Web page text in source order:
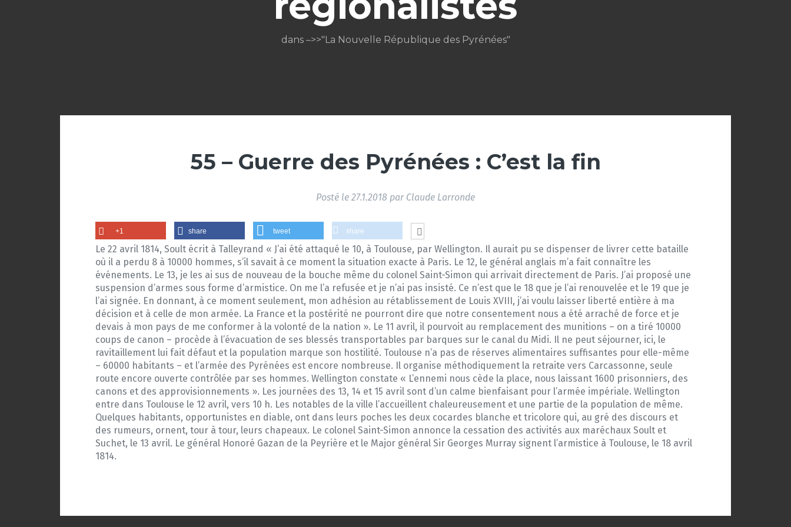
dans –>>"La Nouvelle République des Pyrénées"
55 – Guerre des Pyrénées : C’est la fin
Posté le 27.1.2018 par Claude Larronde
+1 share tweet share
Le 22 avril 1814, Soult écrit à Talleyrand « J’ai été attaqué le 10, à Toulouse, par Wellington. Il aurait pu se dispenser de livrer cette bataille
où il a perdu 8 à 10000 hommes, s’il savait à ce moment la situation exacte à Paris. Le 12, le général anglais m’a fait connaître les
événements. Le 13, je les ai sus de nouveau de la bouche même du colonel Saint-Simon qui arrivait directement de Paris. J’ai proposé une
suspension d’armes sous forme d’armistice. On me l’a refusée et je n’ai pas insisté. Ce n’est que le 18 que je l’ai renouvelée et le 19 que je
l’ai signée. En donnant, à ce moment seulement, mon adhésion au rétablissement de Louis XVIII, j’ai voulu laisser liberté entière à ma
décision et à celle de mon armée. La France et la postérité ne pourront dire que notre consentement nous a été arraché de force et je
devais à mon pays de me conformer à la volonté de la nation ». Le 11 avril, il pourvoit au remplacement des munitions – on a tiré 10000
coups de canon – procède à l’évacuation de ses blessés transportables par barques sur le canal du Midi. Il ne peut séjourner, ici, le
ravitaillement lui fait défaut et la population marque son hostilité. Toulouse n’a pas de réserves alimentaires suffisantes pour elle-même
– 60000 habitants – et l’armée des Pyrénées est encore nombreuse. Il organise méthodiquement la retraite vers Carcassonne, seule
route encore ouverte contrôlée par ses hommes. Wellington constate « L’ennemi nous cède la place, nous laissant 1600 prisonniers, des
canons et des approvisionnements ». Les journées des 13, 14 et 15 avril sont d’un calme bienfaisant pour l’armée impériale. Wellington
entre dans Toulouse le 12 avril, vers 10 h. Les notables de la ville l’accueillent chaleureusement et une partie de la population de même.
Quelques habitants, opportunistes en diable, ont dans leurs poches les deux cocardes blanche et tricolore qui, au gré des discours et
des rumeurs, ornent, tour à tour, leurs chapeaux. Le colonel Saint-Simon annonce la cessation des activités aux maréchaux Soult et
Suchet, le 13 avril. Le général Honoré Gazan de la Peyrière et le Major général Sir Georges Murray signent l’armistice à Toulouse, le 18 avril
1814.